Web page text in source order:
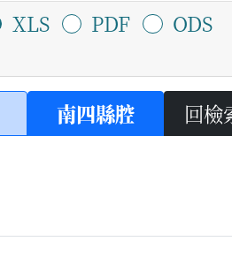
XLS PDF ODS
南四縣腔 回檢